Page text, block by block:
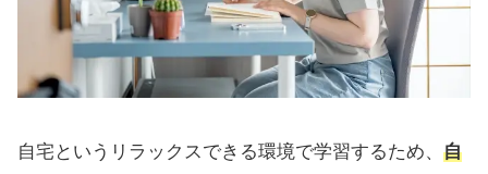
自宅というリラックスできる環境で学習するため、 自